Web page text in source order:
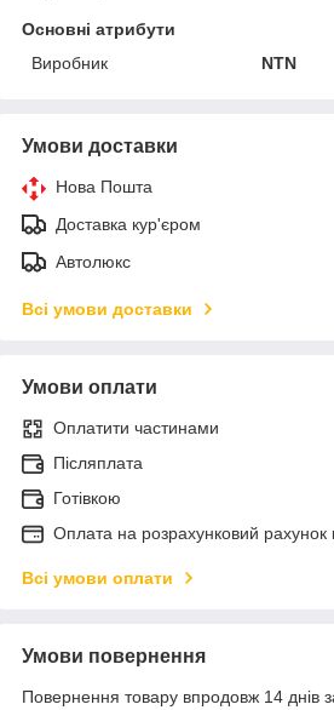
Основні атрибути
Виробник
NTN
Умови доставки
Нова Пошта
Доставка кур'єром
Автолюкс
Всі умови доставки
Умови оплати
Оплатити частинами
Післяплата
Готівкою
Оплата на розрахунковий рахунок
Всі умови оплати
Умови повернення
Повернення товару впродовж 14 днів